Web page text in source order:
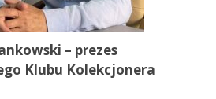
– prezes
Klubu Kolekcjonera